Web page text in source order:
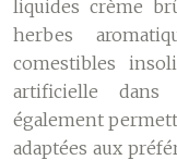
liquides crème
herbes
comestibles
artificielle dans
également
adaptées aux